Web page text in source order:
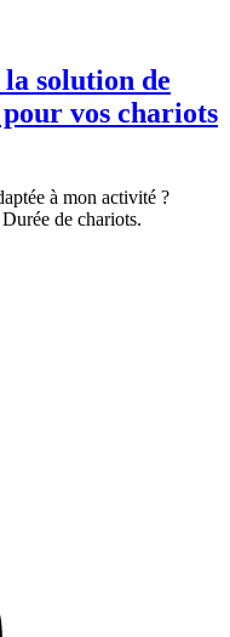
solution de
vos chariots
à mon activité ?
de chariots.